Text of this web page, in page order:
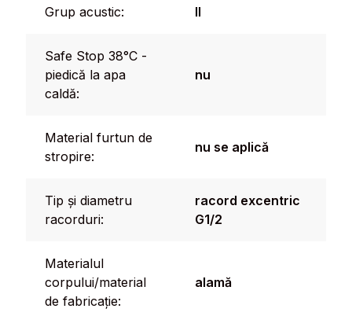
Grup acustic: II
Safe Stop 38°C -
piedică la apa
caldă:
nu
Material furtun de
stropire:
nu se aplică
Tip și diametru
racorduri:
racord excentric
G1/2
Materialul
corpului/material
de fabricație:
alamă